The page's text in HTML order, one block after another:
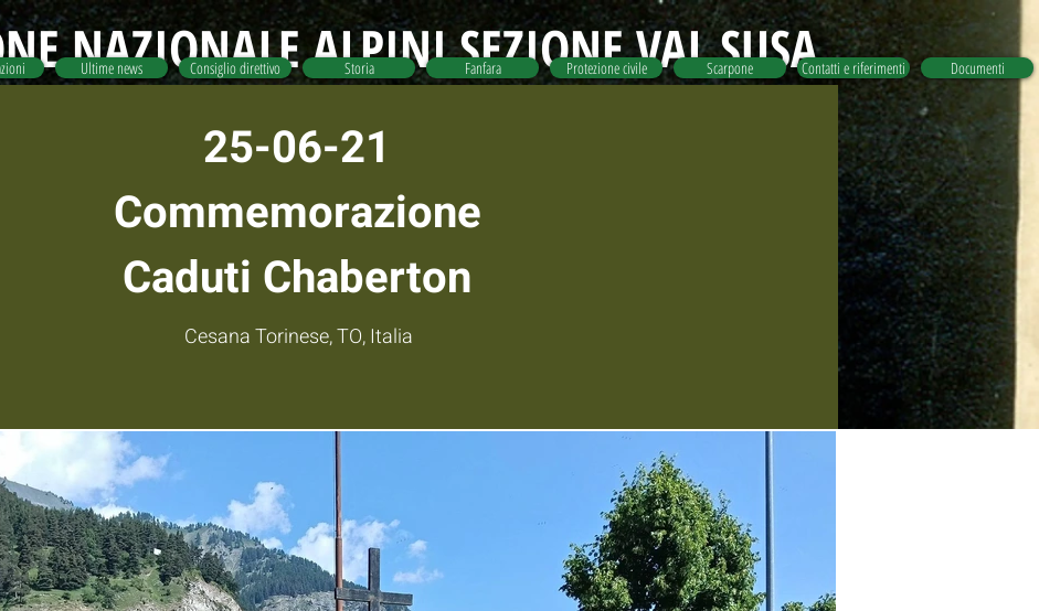
NAZIONALE ALPINI SEZIONE VAL SUSA
25-06-21
Commemorazione
Caduti Chaberton
Cesana Torinese, TO, Italia
Ultime news Consiglio direttivo Storia Fanfara Protezione civile Scarpone Contatti e riferimenti Documenti